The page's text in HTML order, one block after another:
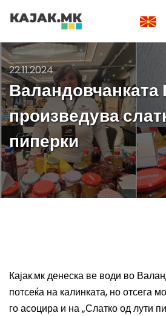
22.11.2024
Валандовчанката
произведува
пиперки
Кајак.мк денеска ве води во
потсеќа на калинката, но отсега
го асоцира и на „Слатко од лути